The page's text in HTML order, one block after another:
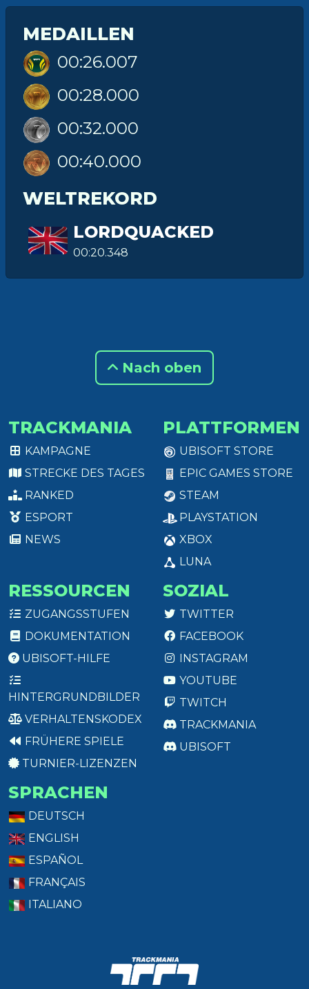
MEDAILLEN
00:26.007
00:28.000
00:32.000
00:40.000
WELTREKORD
LORDQUACKED
00:20.348
Nach oben
TRACKMANIA
KAMPAGNE
STRECKE DES TAGES
RANKED
ESPORT
NEWS
PLATTFORMEN
UBISOFT STORE
EPIC GAMES STORE
STEAM
PLAYSTATION
XBOX
LUNA
RESSOURCEN
ZUGANGSSTUFEN
DOKUMENTATION
UBISOFT-HILFE
HINTERGRUNDBILDER
VERHALTENSKODEX
FRÜHERE SPIELE
TURNIER-LIZENZEN
SOZIAL
TWITTER
FACEBOOK
INSTAGRAM
YOUTUBE
TWITCH
TRACKMANIA
UBISOFT
SPRACHEN
DEUTSCH
ENGLISH
ESPAÑOL
FRANÇAIS
ITALIANO